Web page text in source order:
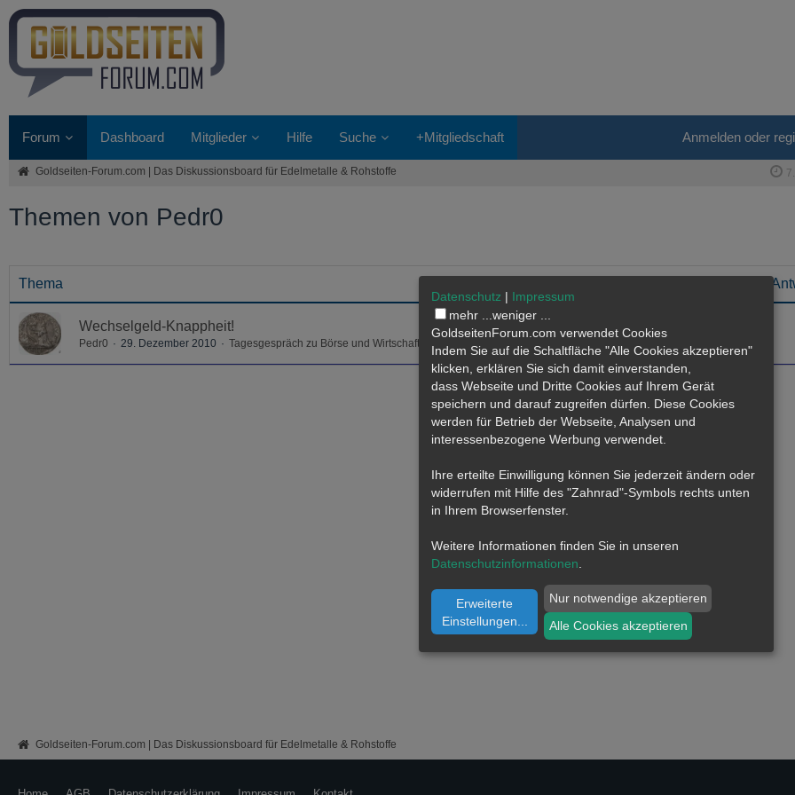
Forum Dashboard Mitglieder Hilfe Suche +Mitgliedschaft Anmelden oder
Goldseiten-Forum.com | Das Diskussionsboard für Edelmetalle & Rohstoffe
Goldseiten-Forum.com | Das Diskussionsboard für Edelmetalle & Rohstoffe
Themen von Pedr0
Thema Letzte
Wechselgeld-Knappheit!
Pedr0 29. Dezember 2010 Tagesgespräch zu Börse und Wirtschaft 785
Datenschutz | Impressum
mehr ... weniger ...
GoldseitenForum.com verwendet Cookies
Indem Sie auf die Schaltfläche "Alle Cookies akzeptieren"
klicken, erklären Sie sich damit einverstanden,
dass Webseite und Dritte Cookies auf Ihrem Gerät
speichern und darauf zugreifen dürfen. Diese Cookies
werden für Betrieb der Webseite, Analysen und
interessenbezogene Werbung verwendet.
Ihre erteilte Einwilligung können Sie jederzeit ändern oder
widerrufen mit Hilfe des "Zahnrad"-Symbols rechts unten
in Ihrem Browserfenster.
Weitere Informationen finden Sie in unseren
Datenschutzinformationen
Erweiterte
Einstellungen
Nur notwendige akzeptieren
Alle Cookies akzeptieren